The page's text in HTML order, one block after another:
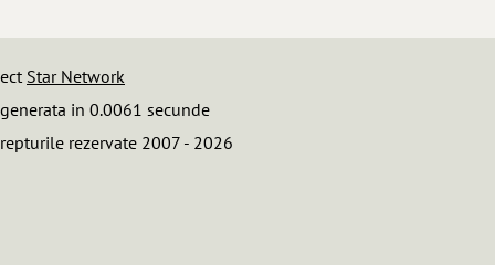
Star Network
in 0.0061 secunde
rezervate 2007 - 2026